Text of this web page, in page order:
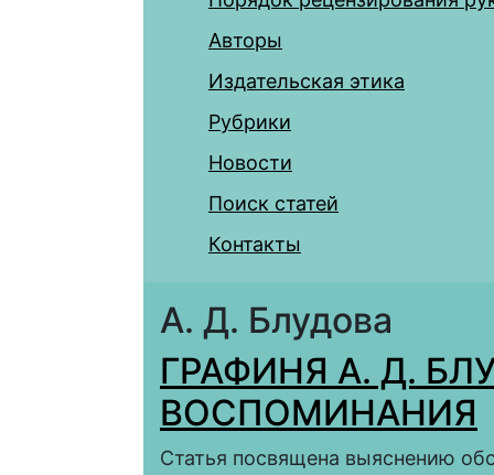
Авторы
Издательская этика
Рубрики
Новости
Поиск статей
Контакты
А. Д. Блудова
ГРАФИНЯ А. Д.
ВОСПОМИНАНИЯ
Статья посвящена выяснению